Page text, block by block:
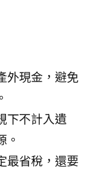
外現金，避免
下不計入遺
。
最省稅，還要